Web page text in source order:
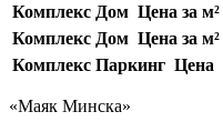
Комплекс Дом Цена за м²
Комплекс Дом Цена за м²
Комплекс Паркинг Цена
«Маяк Минска»